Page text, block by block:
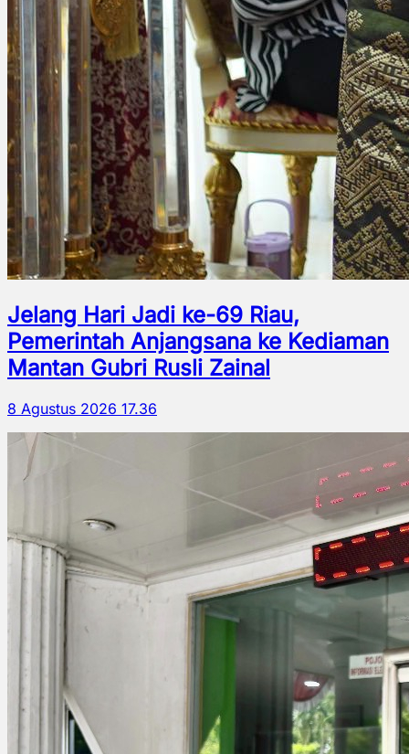
Jelang Hari Jadi ke-69 Riau,
Pemerintah Anjangsana ke Kediaman
Mantan Gubri Rusli Zainal
8 Agustus 2026 17.36